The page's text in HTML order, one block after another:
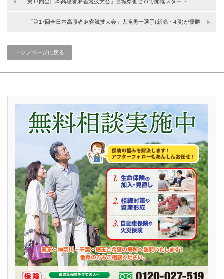
「第17回全日本高段者麻雀競技大会」宮城県仙台市で開催スタート!
「第17回全日本高段者麻雀競技大会」大滝勇一選手(新潟・4段)が優勝!
トップページに戻る